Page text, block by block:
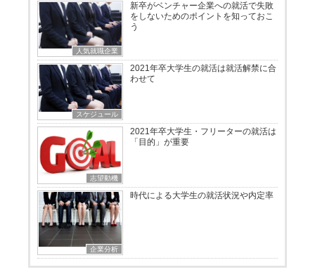
人気就職企業
新卒がベンチャー企業への就活で失敗
をしないためのポイントを知っておこ
う
スケジュール
2021年卒大学生の就活は就活解禁に合
わせて
志望動機
2021年卒大学生・フリーターの就活は
「目的」が重要
企業分析
時代による大学生の就活状況や内定率